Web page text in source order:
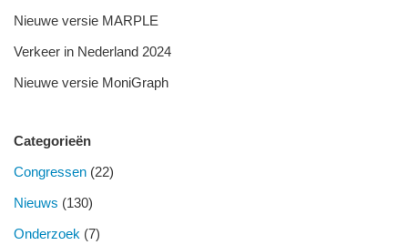
Nieuwe versie MARPLE
Verkeer in Nederland 2024
Nieuwe versie MoniGraph
Categorieën
Congressen (22)
Nieuws (130)
Onderzoek (7)